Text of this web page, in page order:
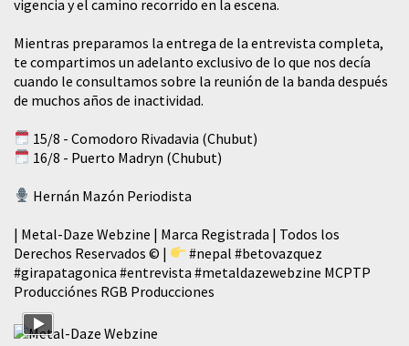
vigencia y el camino recorrido en la escena.
Mientras preparamos la entrega de la entrevista completa,
te compartimos un adelanto exclusivo de lo que nos decía
cuando le consultamos sobre la reunión de la banda después
de muchos años de inactividad.
15/8 - Comodoro Rivadavia (Chubut)
16/8 - Puerto Madryn (Chubut)
Hernán Mazón Periodista
| Metal-Daze Webzine | Marca Registrada | Todos los
Derechos Reservados © |
#nepal #betovazquez
#girapatagonica #entrevista #metaldazewebzine MCPTP
Producciónes RGB Producciones